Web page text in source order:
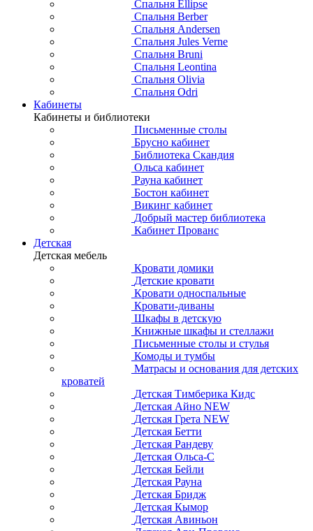
Спальня Ellipse
Спальня Berber
Спальня Andersen
Спальня Jules Verne
Спальня Bruni
Спальня Leontina
Спальня Olivia
Спальня Odri
Кабинеты
Кабинеты и библиотеки
Письменные столы
Брусно кабинет
Библиотека Скандия
Ольса кабинет
Рауна кабинет
Бостон кабинет
Викинг кабинет
Добрый мастер библиотека
Кабинет Прованс
Детская
Детская мебель
Кровати домики
Детские кровати
Кровати односпальные
Кровати-диваны
Шкафы в детскую
Книжные шкафы и стеллажи
Письменные столы и стулья
Комоды и тумбы
Матрасы и основания для детских
кроватей
Детская Тимберика Кидс
Детская Айно NEW
Детская Грета NEW
Детская Бетти
Детская Рандеву
Детская Ольса-С
Детская Бейли
Детская Рауна
Детская Бридж
Детская Кымор
Детская Авиньон